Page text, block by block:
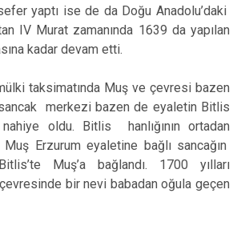
yaptı ise de da Doğu Anadolu’daki
IV Murat zamanında 1639 da yapılan
kadar devam etti.
taksimatında Muş ve çevresi bazen
merkezi bazen de eyaletin Bitlis
nahiye oldu. Bitlis hanlığının ortadan
Erzurum eyaletine bağlı sancağın
Muş’a bağlandı. 1700 yılları
bir nevi babadan oğula geçen